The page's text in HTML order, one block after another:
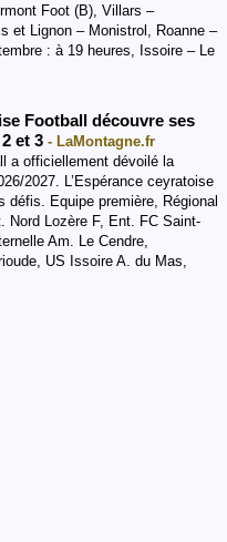
Foot (B), Villars –
et Lignon – Monistrol, Roanne –
: à 19 heures, Issoire – Le
Football découvre ses
et 3 - LaMontagne.fr
a officiellement dévoilé la
2027. L’Espérance ceyratoise
Equipe première, Régional
Nord Lozère F, Ent. FC Saint-
Am. Le Cendre,
US Issoire A. du Mas,